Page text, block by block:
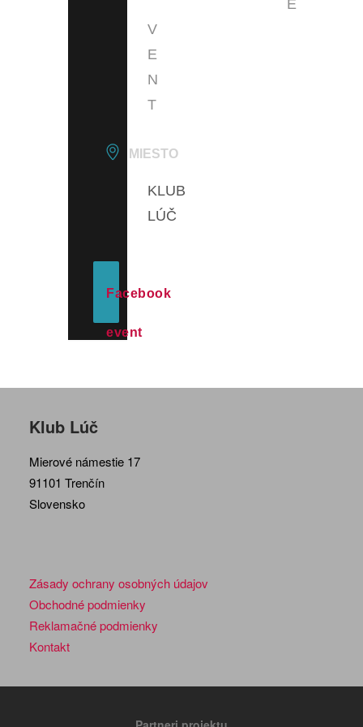
E
V
E
N
T
MIESTO
KLUB
LÚČ
Facebook
event
Klub Lúč
Mierové námestie 17
91101 Trenčín
Slovensko
Zásady ochrany osobných údajov
Obchodné podmienky
Reklamačné podmienky
Kontakt